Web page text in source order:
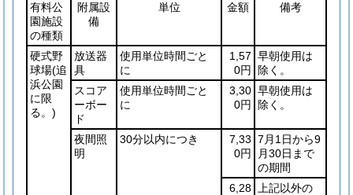
有料公
園施設
の種類
附属設
備
単位 金額 備考
硬式野
球場(追
浜公園
に限
る。)
放送器
具
使用単位時間ごと
に
1,57
0円
早朝使用は
除く。
スコア
ーボー
ド
使用単位時間ごと
に
3,30
0円
早朝使用は
除く。
夜間照
明
30分以内につき
7,33
0円
7月1日から9
月30日まで
の期間
6,28
上記以外の